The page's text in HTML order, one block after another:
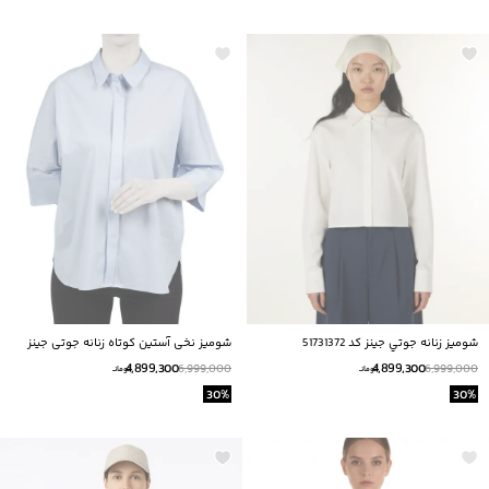
شوميز زنانه جوتي جينز كد 51731372
6,999,000
4,899,300تومانــ
30%
شومیز نخی آستین کوتاه زنانه جوتی جینز
مدل 51733367
6,999,000
4,899,300تومانــ
30%